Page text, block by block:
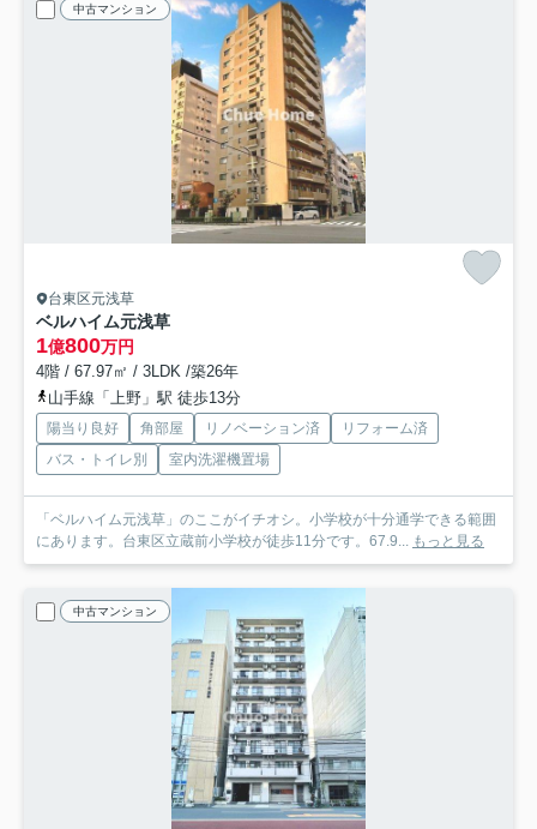
中古マンション
台東区元浅草
ベルハイム元浅草
1億800万円
4階 / 67.97㎡ / 3LDK /築26年
山手線「上野」駅 徒歩13分
陽当り良好 角部屋 リノベーション済
リフォーム済
バス・トイレ別
室内洗濯機置場
「ベルハイム元浅草」のここがイチオシ。小学校が十分通学できる範囲
にあります。台東区立蔵前小学校が徒歩11分です。67.9...
もっと見る
中古マンション